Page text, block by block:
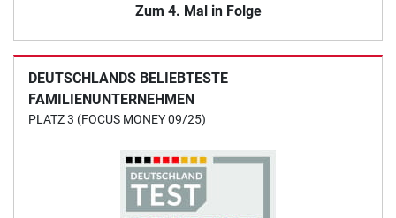
Zum 4. Mal in Folge
DEUTSCHLANDS BELIEBTESTE
FAMILIENUNTERNEHMEN
PLATZ 3 (FOCUS MONEY 09/25)